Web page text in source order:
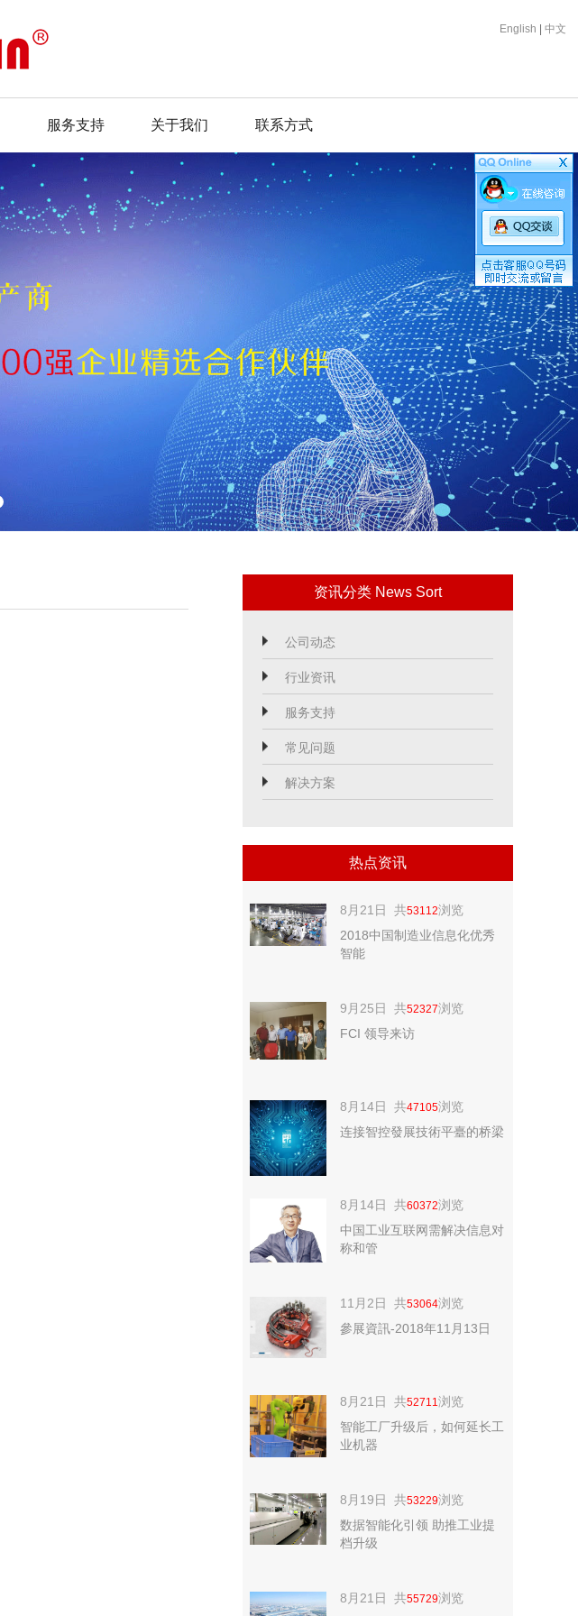
English 中文
服务支持 关于我们 联系方式
资讯分类 News Sort
公司动态
行业资讯
服务支持
常见问题
解决方案
热点资讯
8月21日 共53112浏览
2018中国制造业信息化优秀
智能
9月25日 共52327浏览
FCI 领导来访
8月14日 共47105浏览
连接智控發展技術平臺的桥梁
8月14日 共60372浏览
中国工业互联网需解决信息对
称和管
11月2日 共53064浏览
參展資訊-2018年11月13日
8月21日 共52711浏览
智能工厂升级后，如何延长工
业机器
8月19日 共53229浏览
数据智能化引领 助推工业提
档升级
8月21日 共55729浏览